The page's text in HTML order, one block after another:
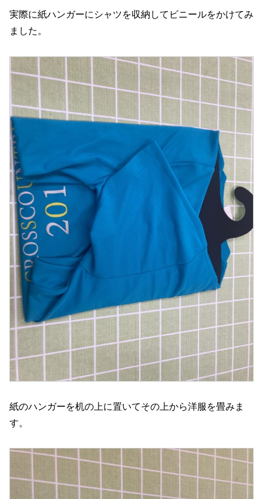
実際に紙ハンガーにシャツを収納してビニールをかけてみ
ました。
紙のハンガーを机の上に置いてその上から洋服を畳みま
す。